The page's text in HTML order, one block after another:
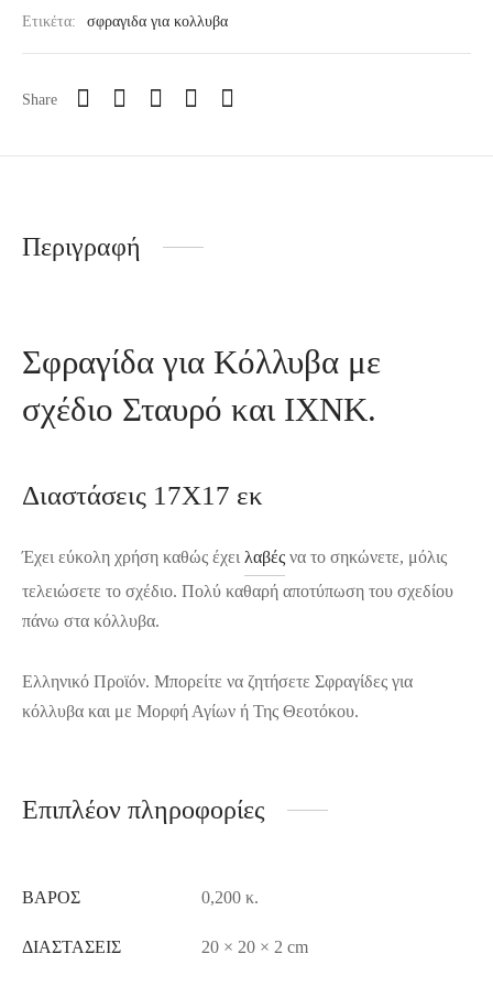
Ετικέτα:
σφραγιδα για κολλυβα
Share
Περιγραφή
Σφραγίδα για Κόλλυβα με
σχέδιο Σταυρό και ΙΧΝΚ.
Διαστάσεις 17Χ17 εκ
Έχει εύκολη χρήση καθώς έχει λαβές να το σηκώνετε, μόλις
τελειώσετε το σχέδιο. Πολύ καθαρή αποτύπωση του σχεδίου
πάνω στα κόλλυβα.
Ελληνικό Προϊόν. Μπορείτε να ζητήσετε Σφραγίδες για
κόλλυβα και με Μορφή Αγίων ή Της Θεοτόκου.
Επιπλέον πληροφορίες
ΒΆΡΟΣ 0,200 κ.
ΔΙΑΣΤΆΣΕΙΣ 20 × 20 × 2 cm